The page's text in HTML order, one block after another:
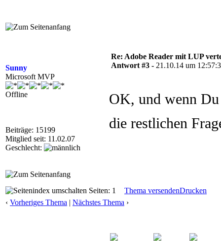
Sunny
Microsoft MVP
Offline
Beiträge: 15199
Mitglied seit: 11.02.07
Geschlecht:
Re: Adobe Reader mit LUP
Antwort #3 - 21.10.14 um
OK, und wenn Du
die restlichen
Seiten: 1 Thema versendenDrucken
‹ Vorheriges Thema | Nächstes Thema ›